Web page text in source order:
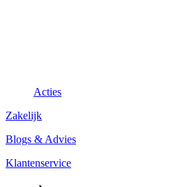
Acties
Zakelijk
Blogs & Advies
Klantenservice